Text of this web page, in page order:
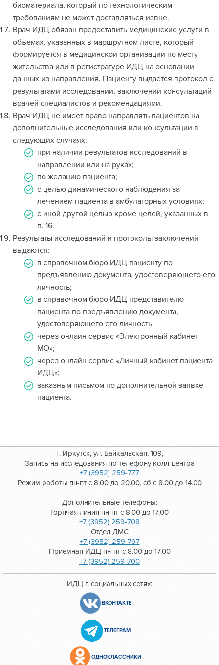
биоматериала, который по технологическим
требованиям не может доставляться извне.
Врач ИДЦ обязан предоставить медицинские услуги в
объемах, указанных в маршрутном листе, который
формируется в медицинской организации по месту
жительства или в регистратуре ИДЦ на основании
данных из направления. Пациенту выдается протокол с
результатами исследований, заключений консультаций
врачей специалистов и рекомендациями.
Врач ИДЦ не имеет право направлять пациентов на
дополнительные исследования или консультации в
следующих случаях:
при наличии результатов исследований в
направлении или на руках;
по желанию пациента;
с целью динамического наблюдения за
лечением пациента в амбулаторных условиях;
с иной другой целью кроме целей, указанных в
п. 16.
Результаты исследований и протоколы заключений
выдаются:
в справочном бюро ИДЦ пациенту по
предъявлению документа, удостоверяющего его
личность;
в справочном бюро ИДЦ представителю
пациента по предъявлению документа,
удостоверяющего его личность;
через онлайн сервис «Электронный кабинет
МО»;
через онлайн сервис «Личный кабинет пациента
ИДЦ»;
заказным письмом по дополнительной заявке
пациента.
г. Иркутск, ул. Байкальская, 109,
Запись на исследования по телефону колл-центра
+7 (3952) 259-777
Режим работы пн-пт с 8.00 до 20.00, сб с 8.00 до 14.00
Дополнительные телефоны:
Горячая линия пн-пт с 8.00 до 17.00
+7 (3952) 259-708
Отдел ДМС
+7 (3952) 259-797
Приемная ИДЦ пн-пт с 8.00 до 17.00
+7 (3952) 259-700
ИДЦ в социальных сетях:
ВКОНТАКТЕ
ТЕЛЕГРАМ
ОДНОКЛАССНИКИ